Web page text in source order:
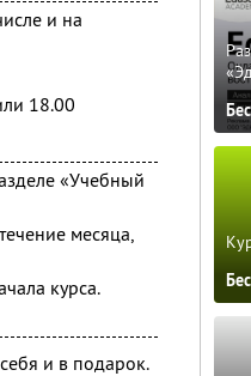
и на
18.00
«Учебный
месяца,
курса.
и в подарок.